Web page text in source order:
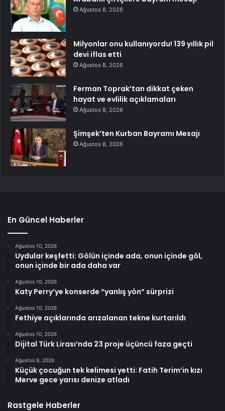
Ağustos 8, 2026
Milyonlar onu kullanıyordu! 139 yıllık pil
devi iflas etti
Ağustos 8, 2026
Ferman Toprak’tan dikkat çeken
hayat ve evlilik açıklamaları
Ağustos 8, 2026
Şimşek’ten Kurban Bayramı Mesajı
Ağustos 8, 2026
En Güncel Haberler
Ağustos 10, 2026
Uydular keşfetti: Gölün içinde ada, onun içinde göl,
onun içinde bir ada daha var
Ağustos 10, 2026
Katy Perry’ye konserde “yanlış yön” sürprizi
Ağustos 10, 2026
Fethiye açıklarında arızalanan tekne kurtarıldı
Ağustos 10, 2026
Dijital Türk Lirası’nda 23 proje üçüncü faza geçti
Ağustos 9, 2026
Küçük çocuğun tek kelimesi yetti: Fatih Terim’in kızı
Merve gece yarısı denize atladı
Rastgele Haberler